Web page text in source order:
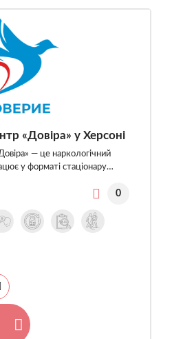
«Довіра» у Херсоні
— це наркологічний
у форматі стаціонару…
0